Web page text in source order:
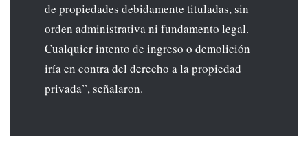
de propiedades debidamente tituladas, sin
orden administrativa ni fundamento legal.
Cualquier intento de ingreso o demolición
iría en contra del derecho a la propiedad
privada”, señalaron.